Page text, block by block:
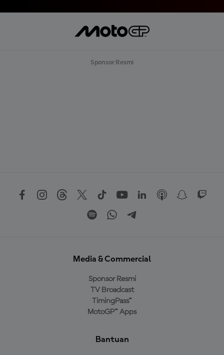
Sponsor Resmi
Media & Commercial
Sponsor Resmi
TV Broadcast
TimingPass™
MotoGP™ Apps
Bantuan